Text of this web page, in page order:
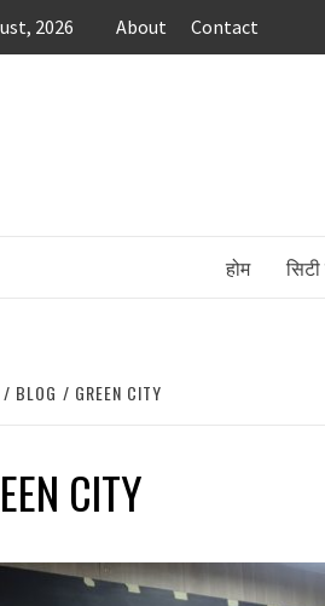
2026 About Contact
होम
BLOG GREEN CITY
CITY